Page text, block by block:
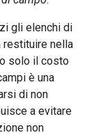
gli elenchi di
restituire nella
solo il costo
è una
di non
a evitare
non